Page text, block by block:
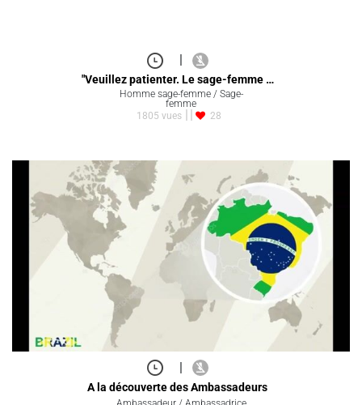
|
"Veuillez patienter. Le sage-femme …
Homme sage-femme / Sage-
femme
1805 vues
28
|
A la découverte des Ambassadeurs